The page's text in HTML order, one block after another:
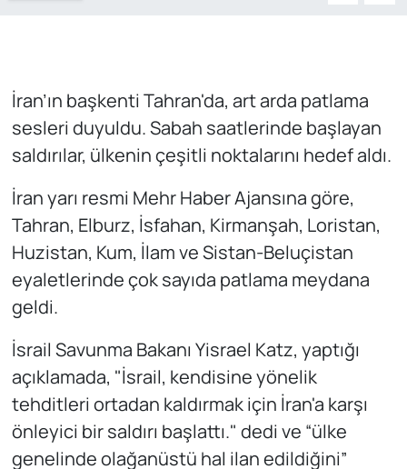
İran’ın başkenti Tahran'da, art arda patlama
sesleri duyuldu. Sabah saatlerinde başlayan
saldırılar, ülkenin çeşitli noktalarını hedef aldı.
İran yarı resmi Mehr Haber Ajansına göre,
Tahran, Elburz, İsfahan, Kirmanşah, Loristan,
Huzistan, Kum, İlam ve Sistan-Beluçistan
eyaletlerinde çok sayıda patlama meydana
geldi.
İsrail Savunma Bakanı Yisrael Katz, yaptığı
açıklamada, "İsrail, kendisine yönelik
tehditleri ortadan kaldırmak için İran'a karşı
önleyici bir saldırı başlattı." dedi ve “ülke
genelinde olağanüstü hal ilan edildiğini”